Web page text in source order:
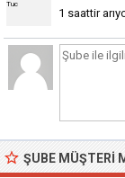
1 saattir
ŞUBE MÜŞTERI